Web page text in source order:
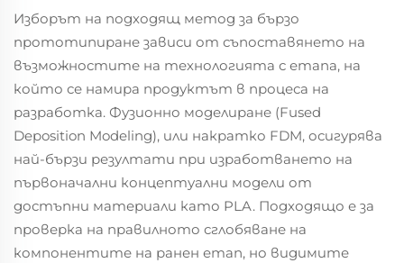
Изборът на подходящ метод за бързо
прототипиране зависи от съпоставянето на
възможностите на технологията с етапа, на
който се намира продуктът в процеса на
разработка. Фузионно моделиране (Fused
Deposition Modeling), или накратко FDM, осигурява
най-бързи резултати при изработването на
първоначални концептуални модели от
достъпни материали като PLA. Подходящо е за
проверка на правилното сглобяване на
компонентите на ранен етап, но видимите